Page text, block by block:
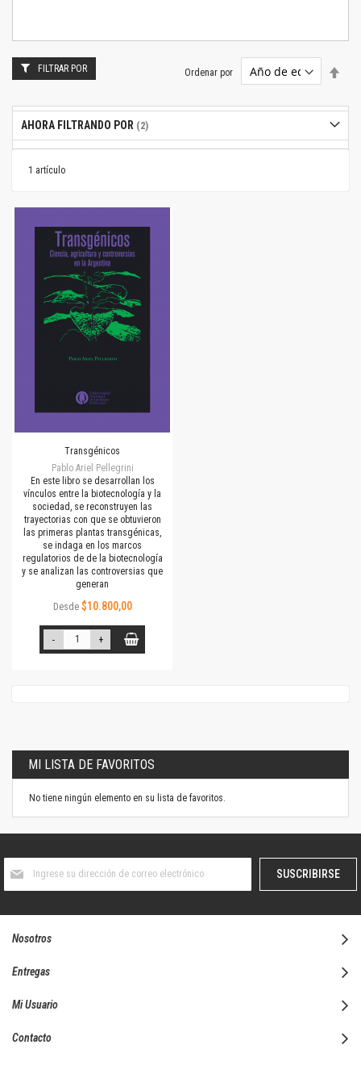
1 artículo
Ordenar por
Transgénicos
Pablo Ariel Pellegrini
En este libro se desarrollan los
vínculos entre la biotecnología y la
sociedad, se reconstruyen las
trayectorias con que se obtuvieron
las primeras plantas transgénicas,
se indaga en los marcos
regulatorios de de la biotecnología
y se analizan las controversias que
generan
Desde $10.800,00
- +
FILTRAR POR
AHORA FILTRANDO POR
MI LISTA DE FAVORITOS
No tiene ningún elemento en su lista de favoritos.
boletín
SUSCRIBIRSE
Nosotros
Entregas
Mi Usuario
Contacto